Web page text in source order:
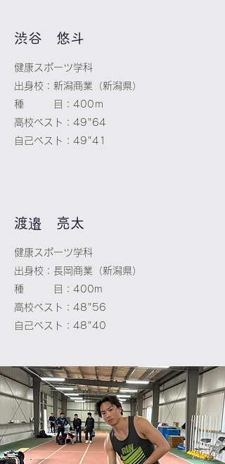
​渋谷 悠斗
健康スポーツ学科
出身校：新潟商業（新潟県）
種 目：400ｍ
高校ベスト：49"64
自己ベスト：49"41
​渡邉 亮太
健康スポーツ学科
出身校：長岡商業（新潟県）
種 目：400m
高校ベスト：48"56
自己ベスト：48"40